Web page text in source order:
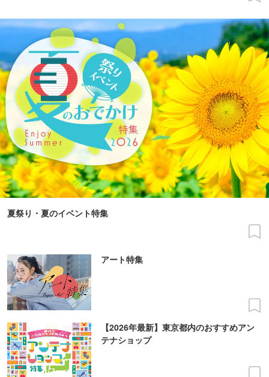
夏祭り・夏のイベント特集
アート特集
【2026年最新】東京都内のおすすめアン
テナショップ